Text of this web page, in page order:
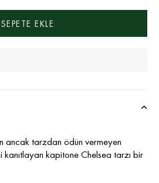
ancak tarzdan ödün vermeyen
kapitone Chelsea tarzı bir